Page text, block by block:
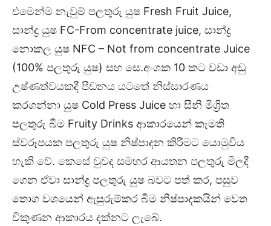
එමෙන්ම නැවුම් පලතුරු යුෂ Fresh Fruit Juice,
සාන්ද්‍ර යුෂ FC-From concentrate juice, සාන්ද්‍ර
නොකල යුෂ NFC – Not from concentrate Juice
(100% පලතුරු යුෂ) සහ සෙ.අංශක 10 කට වඩා අඩු
උෂ්ණත්වයකදී පීඩනය යටතේ නිස්සාරණය
කරගන්නා යුෂ Cold Press Juice හා සීනි මිශ්‍රිත
පලතුරු බීම Fruity Drinks ආකාරයෙන් කැමති
ස්වරූපයක පලතුරු යුෂ නිෂ්පාදන කිරීමට යොමුවිය
හැකි වේ. කෙසේ වුවද සමහර ආයතන පලතුරු මිලදී
ගෙන ඒවා සාන්ද්‍ර පලතුරු යුෂ බවට පත් කර, පසුව
තොග වශයෙන් ඇසුරුම්කර බීම නිෂ්පාදකයින් වෙත
විකුණන ආකාරය දක්නට ලැබේ.